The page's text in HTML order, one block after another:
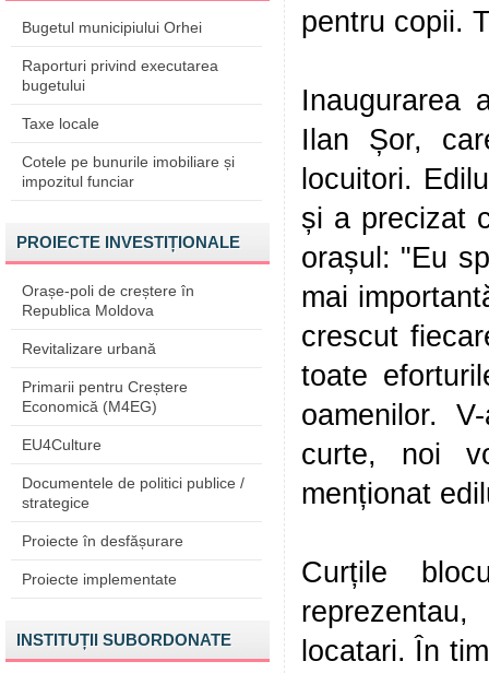
Bugetul municipiului Orhei
Raporturi privind executarea
bugetului
Taxe locale
Cotele pe bunurile imobiliare și
impozitul funciar
PROIECTE INVESTIȚIONALE
Orașe-poli de creștere în
Republica Moldova
Revitalizare urbană
Primarii pentru Creștere
Economică (M4EG)
EU4Culture
Documentele de politici publice /
strategice
Proiecte în desfășurare
Proiecte implementate
INSTITUȚII SUBORDONATE
pentru copii.
Inaugurarea
Ilan Șor,
locuitori.
și a precizat
orașul: "Eu
mai
crescut
toate
oamenilor.
curte, noi
menționat
Curțile
locatari. În